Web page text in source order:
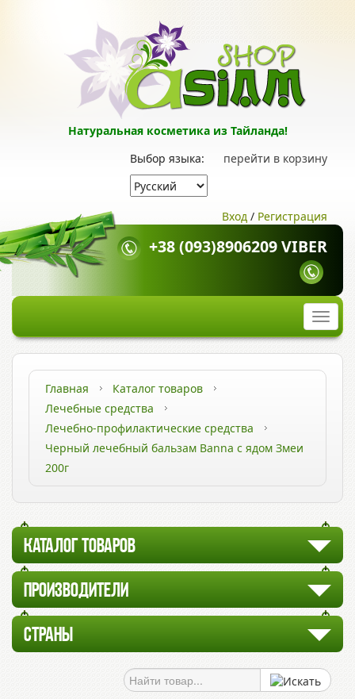
Натуральная косметика из Тайланда!
перейти в корзину
Выбор языка:
Вход / Регистрация
+38 (093)8906209 VIBER
Главная
Каталог товаров
Лечебные средства
Лечебно-профилактические средства
Черный лечебный бальзам Banna с ядом Змеи
200г
КАТАЛОГ ТОВАРОВ
ПРОИЗВОДИТЕЛИ
СТРАНЫ